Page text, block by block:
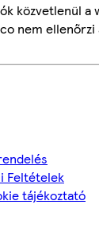
közvetlenül a
nem
Feltételek
tájékoztató